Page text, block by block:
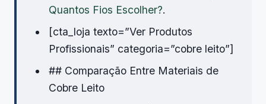
Quantos Fios Escolher?.
[cta_loja texto=”Ver Produtos
Profissionais” categoria=”cobre leito”]
## Comparação Entre Materiais de
Cobre Leito